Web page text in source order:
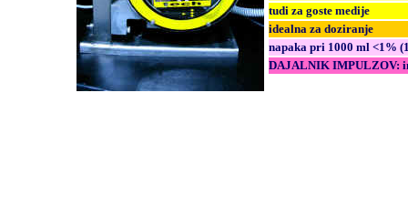
tudi za goste medije
idealna za doziranje
napaka pri 1000 ml <1%
DAJALNIK IMPULZOV: